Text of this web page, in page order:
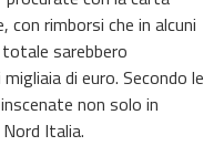
rimborsi che in alcuni
sarebbero
di euro. Secondo le
non solo in
Italia.